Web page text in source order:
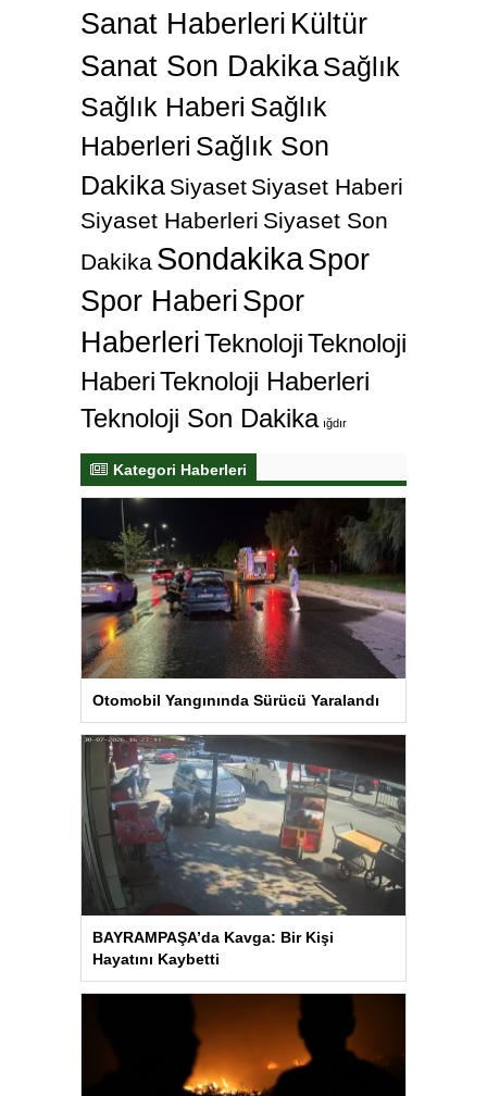
Sanat Haberleri Kültür
Sanat Son DakikaSağlık
Sağlık Haberi Sağlık
Haberleri Sağlık Son
Dakika Siyaset Siyaset Haberi
Siyaset Haberleri Siyaset Son
Dakika SondakikaSpor
Spor Haberi Spor
HaberleriTeknolojiTeknoloji
HaberiTeknoloji Haberleri
Teknoloji Son Dakika ığdır
Kategori Haberleri
Otomobil Yangınında Sürücü Yaralandı
BAYRAMPAŞA’da Kavga: Bir Kişi
Hayatını Kaybetti